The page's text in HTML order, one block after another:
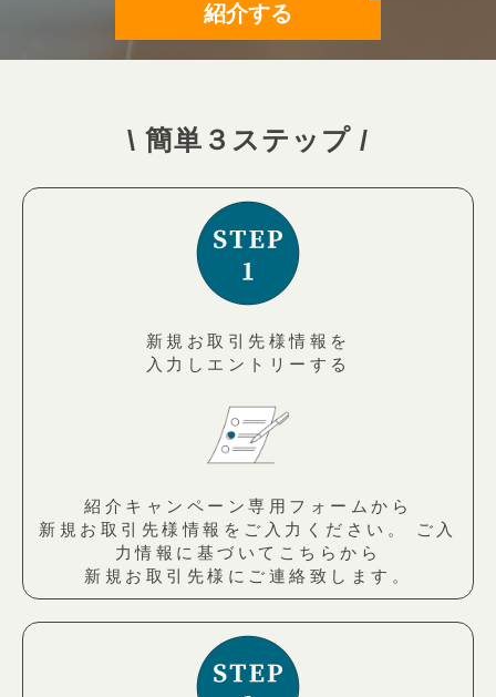
紹介する
\ 簡単３ステップ /
新規お取引先様情報を
入力しエントリーする
紹介キャンペーン専用フォームから
新規お取引先様情報をご入力ください。 ご入
力情報に基づいてこちらから
新規お取引先様にご連絡致します。